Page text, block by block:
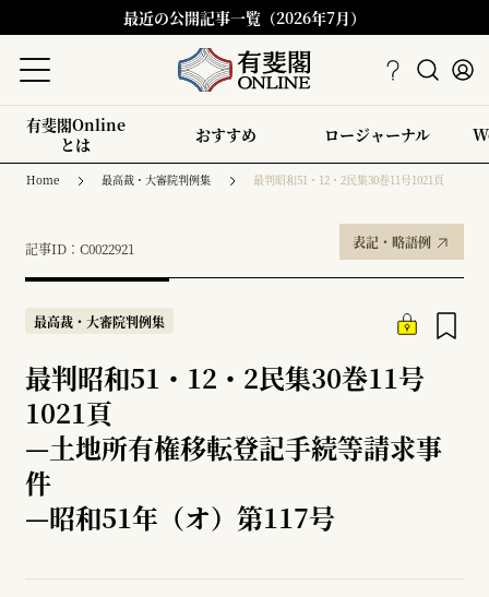
最近の公開記事一覧（2026年7月）
有斐閣Online
とは
おすすめ ロージャーナル
Home 最高裁・大審院判例集 最判昭和51・12・2民集30巻11号1021頁
記事ID：C0022921 表記・略語例
最高裁・大審院判例集
最判昭和51・12・2民集30巻11号
1021頁
—土地所有権移転登記手続等請求事
件
—昭和51年（オ）第117号